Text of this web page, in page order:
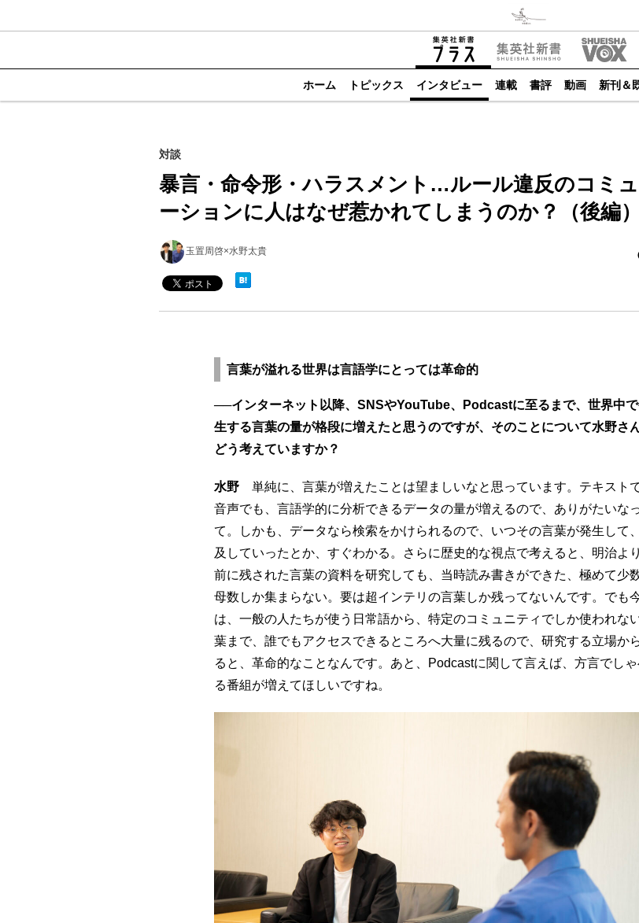
ホーム トピックス インタビュー 連載 書評 動画 新刊＆
対談
暴言・命令形・ハラスメント…ルール違反のコミ
ーションに人はなぜ惹かれてしまうのか？（後編）
玉置周啓×水野太貴
言葉が溢れる世界は言語学にとっては革命的
──インターネット以降、SNSやYouTube、Podcastに至るまで、世界中
生する言葉の量が格段に増えたと思うのですが、そのことについて水野さ
どう考えていますか？
水野 単純に、言葉が増えたことは望ましいなと思っています。テキスト
音声でも、言語学的に分析できるデータの量が増えるので、ありがたいな
て。しかも、データなら検索をかけられるので、いつその言葉が発生して
及していったとか、すぐわかる。さらに歴史的な視点で考えると、明治よ
前に残された言葉の資料を研究しても、当時読み書きができた、極めて少
母数しか集まらない。要は超インテリの言葉しか残ってないんです。でも
は、一般の人たちが使う日常語から、特定のコミュニティでしか使われな
葉まで、誰でもアクセスできるところへ大量に残るので、研究する立場か
ると、革命的なことなんです。あと、Podcastに関して言えば、方言でし
る番組が増えてほしいですね。